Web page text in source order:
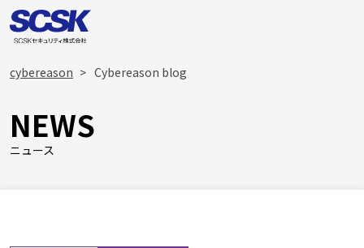
cybereason Cybereason blog
NEWS
ニュース